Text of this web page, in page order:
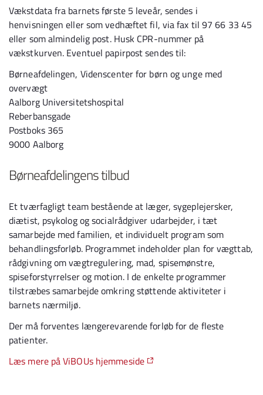
Vækstdata fra barnets første 5 leveår, sendes i
henvisningen eller som vedhæftet fil, via fax til 97 66 33 45
eller som almindelig post. Husk CPR-nummer på
vækstkurven. Eventuel papirpost sendes til:
Børneafdelingen, Videnscenter for børn og unge med
overvægt
Aalborg Universitetshospital
Reberbansgade
Postboks 365
9000 Aalborg
Børneafdelingens tilbud
Et tværfagligt team bestående at læger, sygeplejersker,
diætist, psykolog og socialrådgiver udarbejder, i tæt
samarbejde med familien, et individuelt program som
behandlingsforløb. Programmet indeholder plan for vægttab,
rådgivning om vægtregulering, mad, spisemønstre,
spiseforstyrrelser og motion. I de enkelte programmer
tilstræbes samarbejde omkring støttende aktiviteter i
barnets nærmiljø.
Der må forventes længerevarende forløb for de fleste
patienter.
Læs mere på ViBOUs hjemmeside